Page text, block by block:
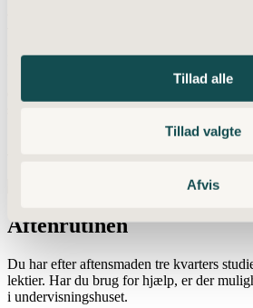
Tillad alle
Tillad valgte
Afvis
Du står selv for at stille vækkeuret og
7:20 går alle i spisesalen og får
Aftenrutinen
Du har efter aftensmaden tre kvarters
lektier. Har du brug for hjælp, er der
i undervisningshuset.